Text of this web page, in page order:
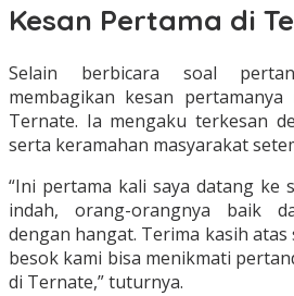
Kesan Pertama di
Selain berbicara soal
membagikan kesan
Ternate. Ia mengaku terkesan
serta keramahan masyarakat
“Ini pertama kali saya datang ke
indah, orang-orangnya baik
dengan hangat. Terima kasih atas
besok kami bisa menikmati
di Ternate,” tuturnya.